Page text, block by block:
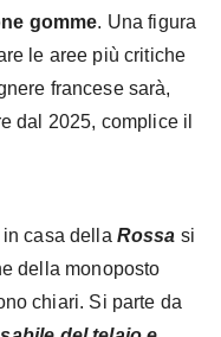
gomme. Una figura
le aree più critiche
francese sarà,
dal 2025, complice il
in casa della Rossa si
della monoposto
chiari. Si parte da